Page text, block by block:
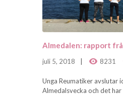
Almedalen: rapport
juli 5, 2018 8231
Unga Reumatiker avslutar
Almedalsvecka och det